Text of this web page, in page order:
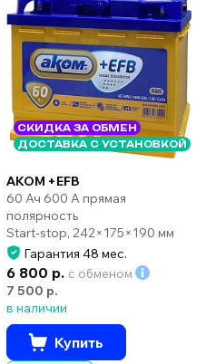
СКИДКА ЗА ОБМЕН
ДОСТАВКА С УСТАНОВКОЙ
AKOM +EFB
60 Ач 600 А прямая
полярность
Start-stop, 242×175×190 мм
Гарантия 48 мес.
6 800 р. с обменом
7 500 р.
в наличии
Купить